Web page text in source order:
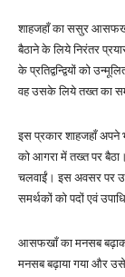
शाहजहाँ का ससुर
बैठाने के लिये निरंतर
के प्रतिद्वन्द्वियों को
वह उसके लिये तख्त का
इस प्रकार शाहजहाँ अपने
को आगरा में तख्त पर
चलवाईं। इस अवसर पर
समर्थकों को पदों एवं
आसफखाँ का मनसब
मनसब बढ़ाया गया और